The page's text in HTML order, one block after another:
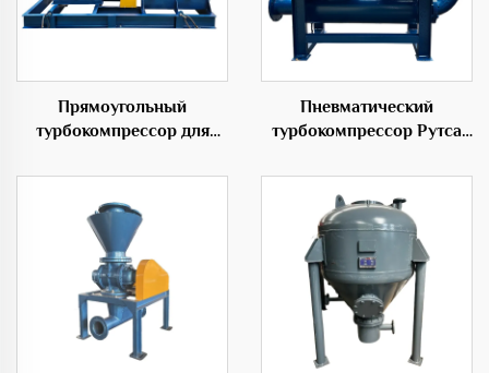
Прямоугольный
турбокомпрессор для
низким уровнем шума
Пневматический
турбокомпрессор Рутса